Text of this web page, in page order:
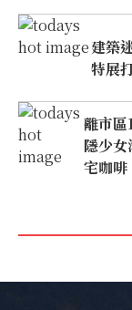
建築
特展
離市區
隱少
宅咖啡